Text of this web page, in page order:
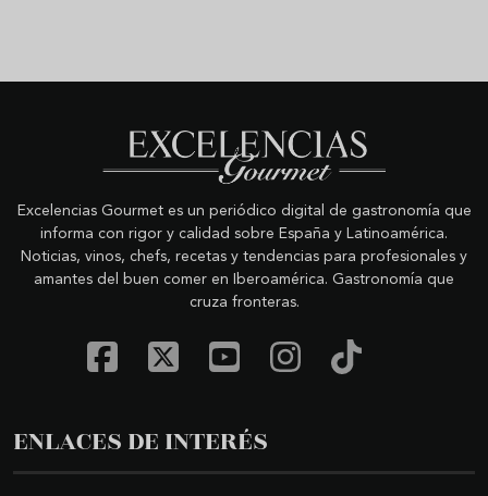
Excelencias Gourmet es un periódico digital de gastronomía que
informa con rigor y calidad sobre España y Latinoamérica.
Noticias, vinos, chefs, recetas y tendencias para profesionales y
amantes del buen comer en Iberoamérica. Gastronomía que
cruza fronteras.
ENLACES DE INTERÉS